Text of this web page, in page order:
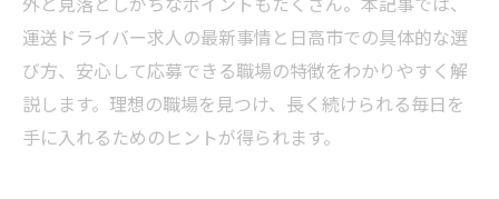
運送ドライバー求人の最新事情と日高市での具体的な選
び方、安心して応募できる職場の特徴をわかりやすく解
説します。理想の職場を見つけ、長く続けられる毎日を
手に入れるためのヒントが得られます。